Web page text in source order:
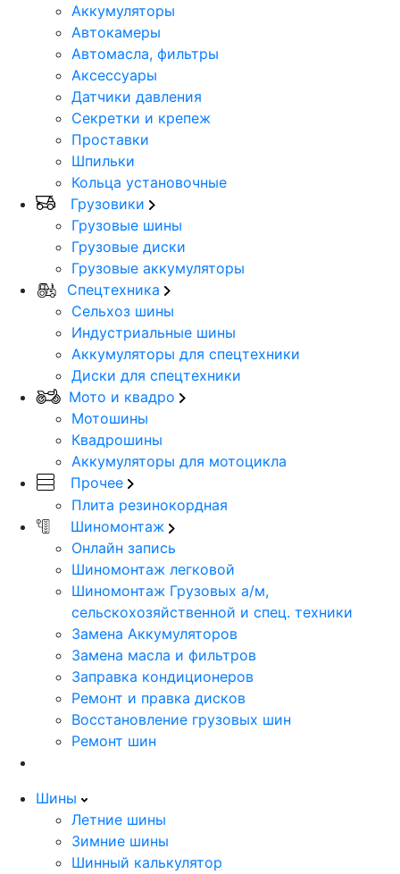
Аккумуляторы
Автокамеры
Автомасла, фильтры
Аксессуары
Датчики давления
Секретки и крепеж
Проставки
Шпильки
Кольца установочные
Грузовики
Грузовые шины
Грузовые диски
Грузовые аккумуляторы
Спецтехника
Сельхоз шины
Индустриальные шины
Аккумуляторы для спецтехники
Диски для спецтехники
Мото и квадро
Мотошины
Квадрошины
Аккумуляторы для мотоцикла
Прочее
Плита резинокордная
Шиномонтаж
Онлайн запись
Шиномонтаж легковой
Шиномонтаж Грузовых а/м,
сельскохозяйственной и спец. техники
Замена Аккумуляторов
Замена масла и фильтров
Заправка кондиционеров
Ремонт и правка дисков
Восстановление грузовых шин
Ремонт шин
Шины
Летние шины
Зимние шины
Шинный калькулятор